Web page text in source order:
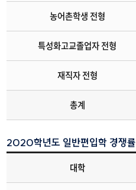
총계
농어촌학생 전형
특성화고교졸업자 전형
재직자 전형
2020학년도 일반편입학 경쟁률
대학